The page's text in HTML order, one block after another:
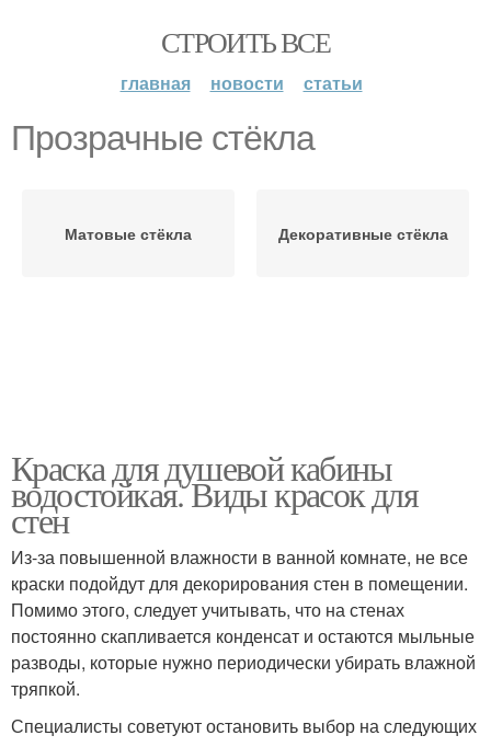
СТРОИТЬ ВСЕ
главная новости статьи
Прозрачные стёкла
Матовые стёкла Декоративные стёкла
Краска для душевой кабины
водостойкая. Виды красок для
стен
Из-за повышенной влажности в ванной комнате, не все
краски подойдут для декорирования стен в помещении.
Помимо этого, следует учитывать, что на стенах
постоянно скапливается конденсат и остаются мыльные
разводы, которые нужно периодически убирать влажной
тряпкой.
Специалисты советуют остановить выбор на следующих